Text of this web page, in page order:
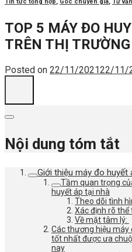
TOP 5 MÁY ĐO
TRÊN THỊ TRƯỜNG
Posted on 22/11/202122/11/
Nội dung tóm tắt
Giới thiệu máy đo huyết
Tầm quan trọng
huyết áp tại nhà
Theo dõi tình
Xác định rõ thể
Về mặt tâm lý:
Các thương hiệu máy
tốt nhất được ưa
nay